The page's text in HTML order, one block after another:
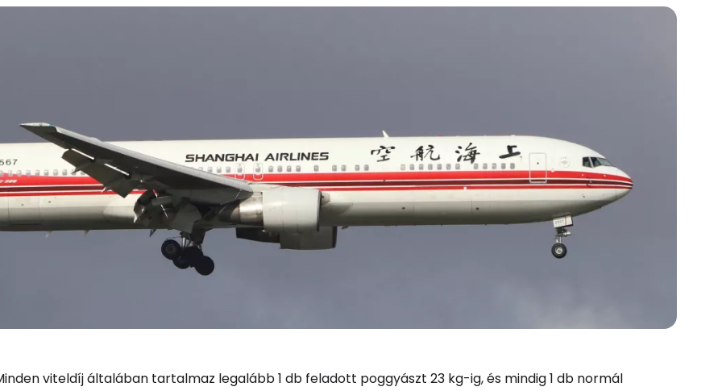
viteldíj általában tartalmaz legalább 1 db feladott poggyászt 23 kg-ig, és mindig 1 db normál